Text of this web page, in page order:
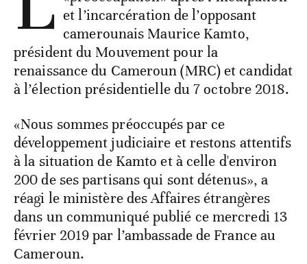
et l’incarcération de l’opposant
camerounais Maurice Kamto,
président du Mouvement pour la
renaissance du Cameroun (MRC) et candidat
à l’élection présidentielle du 7 octobre 2018.
«Nous sommes préoccupés par ce
développement judiciaire et restons attentifs
à la situation de Kamto et à celle d'environ
200 de ses partisans qui sont détenus», a
réagi le ministère des Affaires étrangères
dans un communiqué publié ce mercredi 13
février 2019 par l’ambassade de France au
Cameroun.